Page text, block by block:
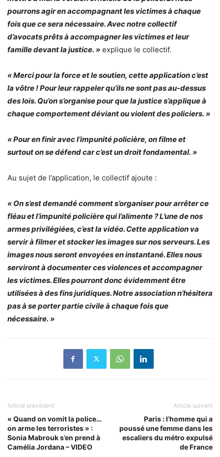
pourrons agir en accompagnant les victimes à chaque
fois que ce sera nécessaire. Avec notre collectif
d’avocats prêts à accompagner les victimes et leur
famille devant la justice. » explique le collectif.
« Merci pour la force et le soutien, cette application c’est
la vôtre ! Pour leur rappeler qu’ils ne sont pas au-dessus
des lois. Qu’on s’organise pour que la justice s’applique à
chaque comportement déviant ou violent des policiers. »
« Pour en finir avec l’impunité policière, on filme et
surtout on se défend car c’est un droit fondamental. »
Au sujet de l’application, le collectif ajoute :
« On s’est demandé comment s’organiser pour arrêter ce
fléau et l’impunité policière qui l’alimente ? L’une de nos
armes privilégiées, c’est la vidéo. Cette application va
servir à filmer et stocker les images sur nos serveurs. Les
images nous seront envoyées en instantané. Elles nous
serviront à documenter ces violences et accompagner
les victimes. Elles pourront donc évidemment être
utilisées à des fins juridiques. Notre association n’hésitera
pas à se porter partie civile à chaque fois que
nécessaire. »
Article précédent
« Quand on vomit la police…
on arme les terroristes » :
Sonia Mabrouk s’en prend à
Camélia Jordana – VIDEO
Article suivant
Paris : l’homme qui a
poussé une femme dans les
escaliers du métro expulsé
de France